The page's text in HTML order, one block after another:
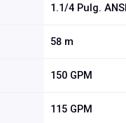
1.1/4 Pulg.
58 m
150 GPM
115 GPM